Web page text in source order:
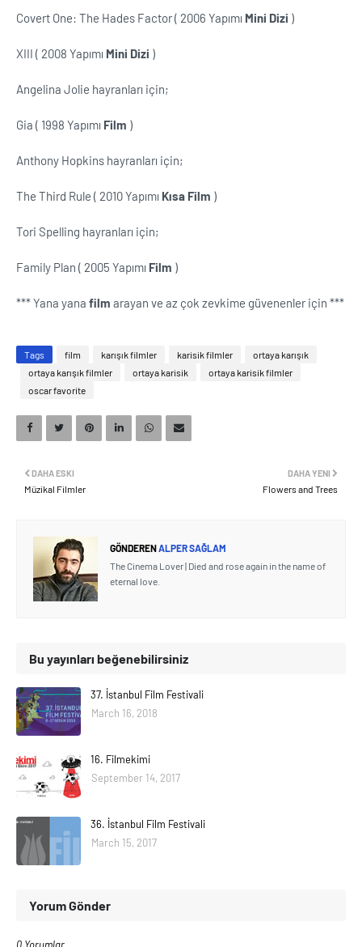
Covert One: The Hades Factor ( 2006 Yapımı Mini Dizi )
XIII ( 2008 Yapımı Mini Dizi )
Angelina Jolie hayranları için;
Gia ( 1998 Yapımı Film )
Anthony Hopkins hayranları için;
The Third Rule ( 2010 Yapımı Kısa Film )
Tori Spelling hayranları için;
Family Plan ( 2005 Yapımı Film )
*** Yana yana film arayan ve az çok zevkime güvenenler için ***
Tags film karışık filmler karisik filmler
ortaya karışık
ortaya karışık filmler
ortaya karisik
ortaya karisik filmler
oscar favorite
DAHA YENI
Flowers and Trees
DAHA ESKI
Müzikal Filmler
GÖNDERENALPER SAĞLAM
The Cinema Lover | Died and rose again in the name of
eternal love.
Bu yayınları beğenebilirsiniz
37. İstanbul Film Festivali
March 16, 2018
16. Filmekimi
September 14, 2017
36. İstanbul Film Festivali
March 15, 2017
Yorum Gönder